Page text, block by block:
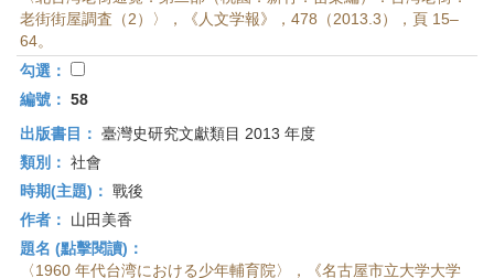
老街街屋調査（2）〉，《人文学報》，478（2013.3），頁 15–
64。
勾選：
編號： 58
出版書目： 臺灣史研究文獻類目 2013 年度
類別： 社會
時期(主題)： 戰後
作者：
山田美香
題名 (點擊閱讀)：
〈1960 年代台湾における少年輔育院〉，《名古屋市立大学大学